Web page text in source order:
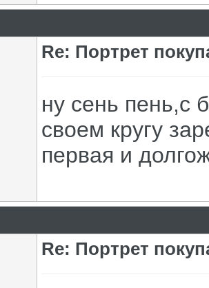
Re: Портрет
ну сень пень,с
своем кругу
первая и
Re: Портрет